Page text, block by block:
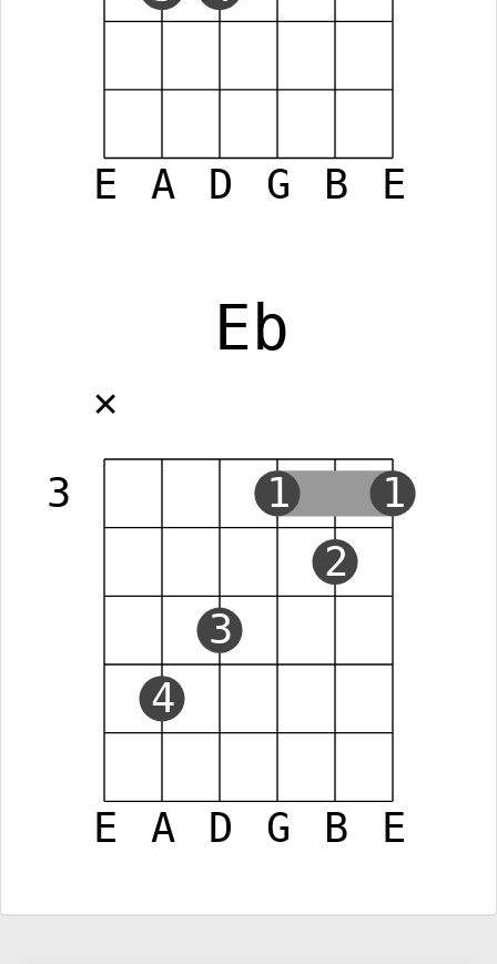
E A D G B E
Eb
3
E A D G B E
✕
4
3
1
2
1